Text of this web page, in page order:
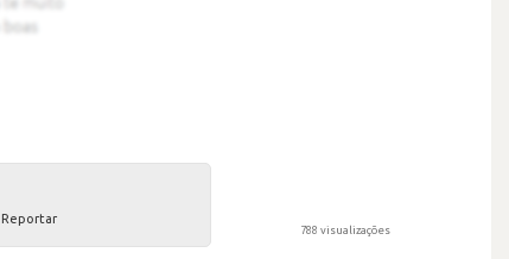
Reportar
788 visualizações